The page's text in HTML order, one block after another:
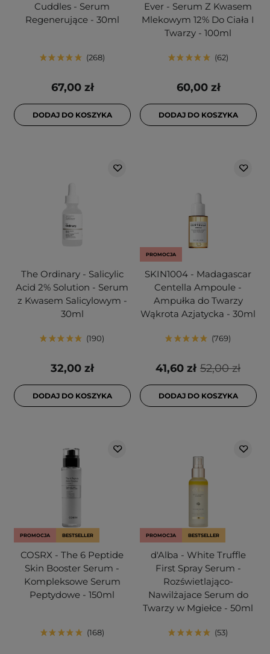
Cuddles - Serum
Regenerujące - 30ml
268
67,00 zł
DODAJ DO KOSZYKA
Ever - Serum Z Kwasem
Mlekowym 12% Do Ciała I
Twarzy - 100ml
62
60,00 zł
DODAJ DO KOSZYKA
The Ordinary - Salicylic
Acid 2% Solution - Serum
z Kwasem Salicylowym -
30ml
190
32,00 zł
DODAJ DO KOSZYKA
PROMOCJA
SKIN1004 - Madagascar
Centella Ampoule -
Ampułka do Twarzy
Wąkrota Azjatycka - 30ml
769
52,00 zł
41,60 zł
DODAJ DO KOSZYKA
PROMOCJA BESTSELLER
COSRX - The 6 Peptide
Skin Booster Serum -
Kompleksowe Serum
Peptydowe - 150ml
168
PROMOCJA BESTSELLER
d'Alba - White Truffle
First Spray Serum -
Rozświetlająco-
Nawilżajace Serum do
Twarzy w Mgiełce - 50ml
53